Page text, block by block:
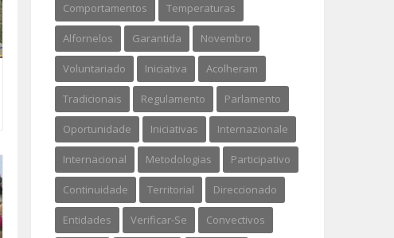
Comportamentos Temperaturas
Alfornelos Garantida Novembro
Voluntariado Iniciativa Acolheram
Tradicionais Regulamento Parlamento
Oportunidade Iniciativas Internazionale
Internacional Metodologias Participativo
Continuidade Territorial Direccionado
Entidades Verificar-Se Convectivos